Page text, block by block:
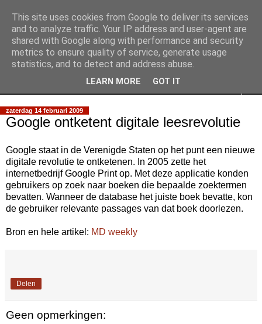
Slimpie Blog
Weblog van Walter Slimmens
zaterdag 14 februari 2009
Google ontketent digitale leesrevolutie
Google staat in de Verenigde Staten op het punt een nieuwe
digitale revolutie te ontketenen. In 2005 zette het
internetbedrijf Google Print op. Met deze applicatie konden
gebruikers op zoek naar boeken die bepaalde zoektermen
bevatten. Wanneer de database het juiste boek bevatte, kon
de gebruiker relevante passages van dat boek doorlezen.
Bron en hele artikel: MD weekly
Delen
Geen opmerkingen:
This site uses cookies from Google to deliver its services
and to analyze traffic. Your IP address and user-agent are
shared with Google along with performance and security
metrics to ensure quality of service, generate usage
statistics, and to detect and address abuse.
LEARN MORE GOT IT